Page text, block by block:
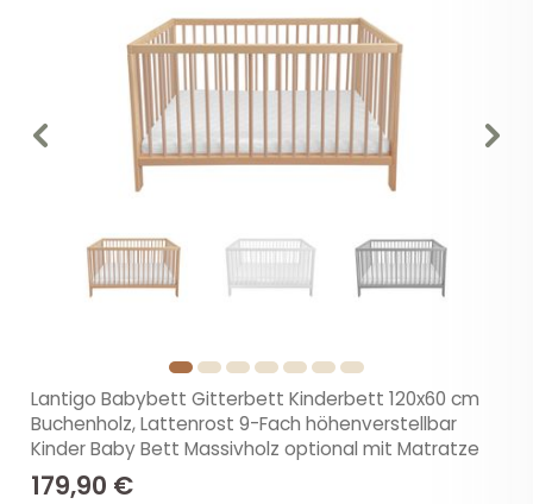
Lantigo Babybett Gitterbett Kinderbett 120x60 cm
Buchenholz, Lattenrost 9-Fach höhenverstellbar
Kinder Baby Bett Massivholz optional mit Matratze
179,90 €